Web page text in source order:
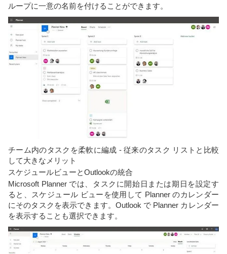
ループに一意の名前を付けることができます。
チーム内のタスクを柔軟に編成 - 従来のタスク リストと比較
して大きなメリット
スケジュールビューとOutlookの統合
Microsoft Planner では、タスクに開始日または期日を設定す
ると、スケジュール ビューを使用して Planner のカレンダー
にそのタスクを表示できます。Outlook で Planner カレンダー
を表示することも選択できます。